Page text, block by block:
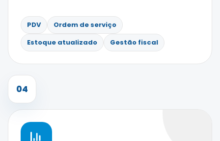
PDV
Ordem de serviço
Estoque atualizado
Gestão fiscal
04